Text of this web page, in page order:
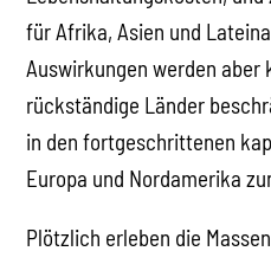
Lebensstandards: Die
gehalten wurden, werden
beispielloser Weise
Ersparnisse werden rasch
der schmerzhaften Frage,